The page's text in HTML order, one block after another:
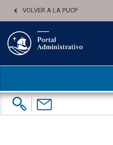
VOLVER A LA PUCP
Buscar:
Contáctenos